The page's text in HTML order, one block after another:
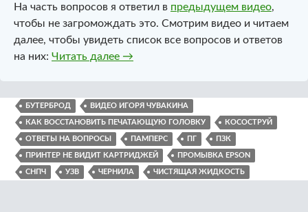
На часть вопросов я ответил в предыдущем видео,
чтобы не загромождать это. Смотрим видео и читаем
далее, чтобы увидеть список все вопросов и ответов
на них: Читать далее Промывка Epson. Ответы на
→
БУТЕРБРОД ВИДЕО ИГОРЯ ЧУВАКИНА
КАК ВОССТАНОВИТЬ ПЕЧАТАЮЩУЮ ГОЛОВКУ КОСОСТРУЙ
ОТВЕТЫ НА ВОПРОСЫ ПАМПЕРС ПГ ПЗК
ПРИНТЕР НЕ ВИДИТ КАРТРИДЖЕЙ ПРОМЫВКА EPSON
СНПЧ УЗВ ЧЕРНИЛА ЧИСТЯЩАЯ ЖИДКОСТЬ